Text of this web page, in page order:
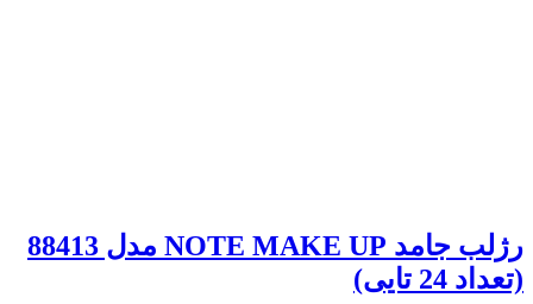
رژلب جامد NOTE MAKE UP مدل 88413
(تعداد 24 تایی)